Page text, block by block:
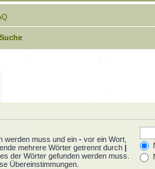
Suche
werden muss und ein - vor ein Wort,
mehrere Wörter getrennt durch |
der Wörter gefunden werden muss.
Übereinstimmungen.